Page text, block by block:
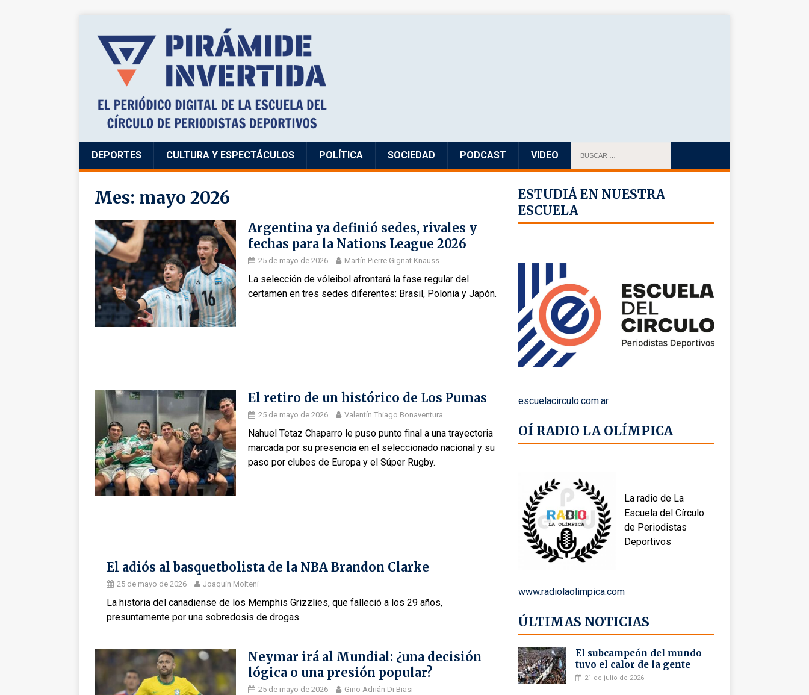
DEPORTES CULTURA Y ESPECTÁCULOS POLÍTICA SOCIEDAD PODCAST VIDEO
Mes: mayo 2026
Argentina ya definió sedes, rivales y
fechas para la Nations League 2026
25 de mayo de 2026 Martín Pierre Gignat Knauss
La selección de vóleibol afrontará la fase regular del
certamen en tres sedes diferentes: Brasil, Polonia y Japón.
El retiro de un histórico de Los Pumas
25 de mayo de 2026 Valentín Thiago Bonaventura
Nahuel Tetaz Chaparro le puso punto final a una trayectoria
marcada por su presencia en el seleccionado nacional y su
paso por clubes de Europa y el Súper Rugby.
El adiós al basquetbolista de la NBA Brandon Clarke
25 de mayo de 2026 Joaquín Molteni
La historia del canadiense de los Memphis Grizzlies, que falleció a los 29 años,
presuntamente por una sobredosis de drogas.
Neymar irá al Mundial: ¿una decisión
lógica o una presión popular?
25 de mayo de 2026 Gino Adrián Di Biasi
ESTUDIÁ EN NUESTRA
ESCUELA
escuelacirculo.com.ar
OÍ RADIO LA OLÍMPICA
La radio de La
Escuela del Círculo
de Periodistas
Deportivos
www.radiolaolimpica.com
ÚLTIMAS NOTICIAS
El subcampeón del mundo
tuvo el calor de la gente
21 de julio de 2026